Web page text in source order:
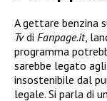
A gettare benzina
Tvdi Fanpage.it,
programma
sarebbe legato
insostenibile dal
legale. Si parla di